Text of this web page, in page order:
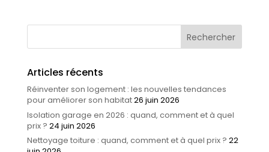
Articles récents
Réinventer son logement : les nouvelles tendances
pour améliorer son habitat26 juin 2026
Isolation garage en 2026 : quand, comment et à quel
prix ? 24 juin 2026
Nettoyage toiture : quand, comment et à quel prix ? 22